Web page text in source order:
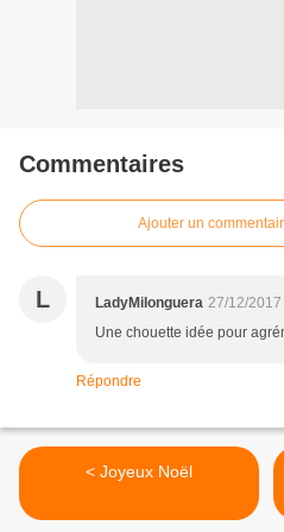
Commentaires
Ajouter un
L LadyMilonguera 27/12/2017
Une chouette idée pour
Répondre
< Joyeux Noël